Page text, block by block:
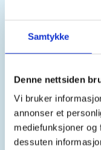
Samtykke
Denne nettsiden
Vi bruker
annonser et
mediefunksjoner
dessuten
famileaktivitet
overnatter fra
aktiviteter som:
Kanopadling
Fisking
Natursti